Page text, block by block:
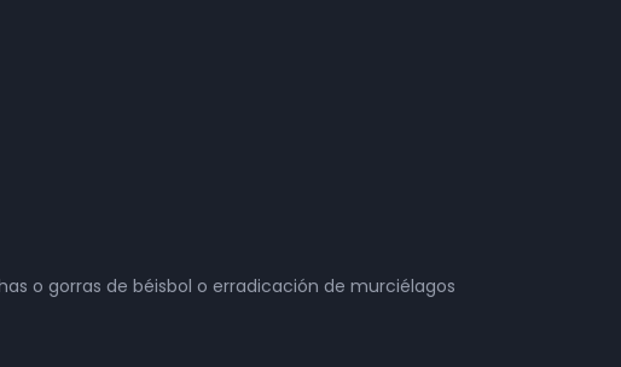
o gorras de béisbol o erradicación de murciélagos